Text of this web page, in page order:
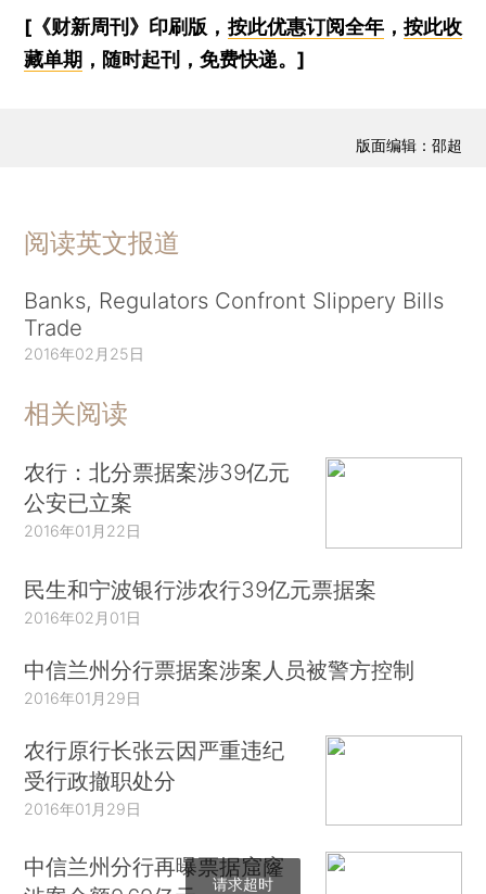
[《财新周刊》印刷版， 按此优惠订阅全年， 按此收
藏单期 ，随时起刊，免费快递。]
版面编辑：邵超
阅读英文报道
Banks, Regulators Confront Slippery Bills
Trade
2016年02月25日
相关阅读
农行：北分票据案涉39亿元
公安已立案
2016年01月22日
民生和宁波银行涉农行39亿元票据案
2016年02月01日
中信兰州分行票据案涉案人员被警方控制
2016年01月29日
农行原行长张云因严重违纪
受行政撤职处分
2016年01月29日
中信兰州分行再曝票据窟窿
请求超时